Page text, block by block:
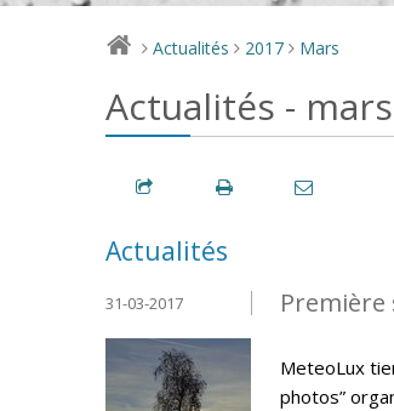
> Actualités > 2017 > Mars
Actualités -
Actualités
Première
31-03-2017
MeteoLux
photos”